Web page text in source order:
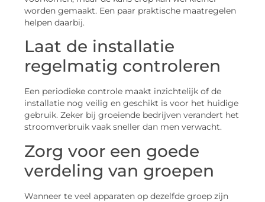
worden gemaakt. Een paar praktische maatregelen
helpen daarbij.
Laat de installatie
regelmatig controleren
Een periodieke controle maakt inzichtelijk of de
installatie nog veilig en geschikt is voor het huidige
gebruik. Zeker bij groeiende bedrijven verandert het
stroomverbruik vaak sneller dan men verwacht.
Zorg voor een goede
verdeling van groepen
Wanneer te veel apparaten op dezelfde groep zijn